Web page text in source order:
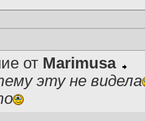
от Marimusa
эту не видела